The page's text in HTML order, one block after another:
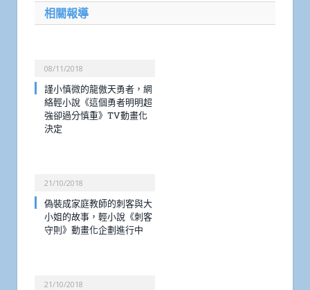
相關報導
08/11/2018
謹小慎微的龍傲天勇者，網
絡輕小說《這個勇者明明超
強卻過分慎重》TV動畫化
決定
21/10/2018
偽裝成家庭教師的刺客與大
小姐的故事，輕小說《刺客
守則》動畫化企劃進行中
21/10/2018